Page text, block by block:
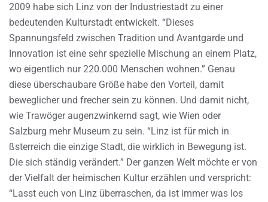
2009 habe sich Linz von der Industriestadt zu einer
bedeutenden Kulturstadt entwickelt. “Dieses
Spannungsfeld zwischen Tradition und Avantgarde und
Innovation ist eine sehr spezielle Mischung an einem Platz,
wo eigentlich nur 220.000 Menschen wohnen.” Genau
diese überschaubare Größe habe den Vorteil, damit
beweglicher und frecher sein zu können. Und damit nicht,
wie Trawöger augenzwinkernd sagt, wie Wien oder
Salzburg mehr Museum zu sein. “Linz ist für mich in
ßsterreich die einzige Stadt, die wirklich in Bewegung ist.
Die sich ständig verändert.” Der ganzen Welt möchte er von
der Vielfalt der heimischen Kultur erzählen und verspricht:
“Lasst euch von Linz überraschen, da ist immer was los